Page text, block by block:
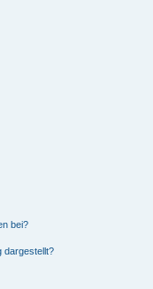
bei?
dargestellt?